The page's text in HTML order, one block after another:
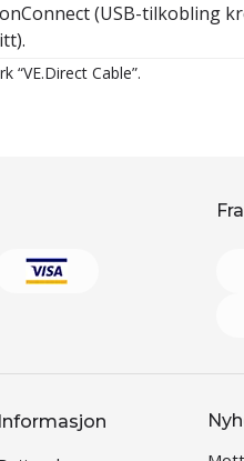
(USB-tilkobling
“VE.Direct Cable”.
Informasjon